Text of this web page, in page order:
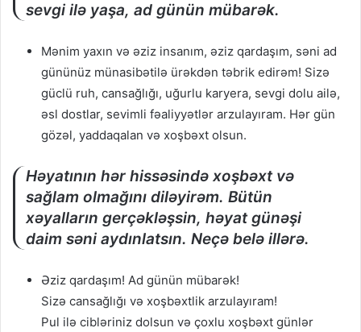
sevgi ilə yaşa, ad günün mübarək.
Mənim yaxın və əziz insanım, əziz qardaşım, səni ad
gününüz münasibətilə ürəkdən təbrik edirəm! Sizə
güclü ruh, cansağlığı, uğurlu karyera, sevgi dolu ailə,
əsl dostlar, sevimli fəaliyyətlər arzulayıram. Hər gün
gözəl, yaddaqalan və xoşbəxt olsun.
Həyatının hər hissəsində xoşbəxt və
sağlam olmağını diləyirəm. Bütün
xəyalların gerçəkləşsin, həyat günəşi
daim səni aydınlatsın. Neçə belə illərə.
Əziz qardaşım! Ad günün mübarək!
Sizə cansağlığı və xoşbəxtlik arzulayıram!
Pul ilə cibləriniz dolsun və çoxlu xoşbəxt günlər